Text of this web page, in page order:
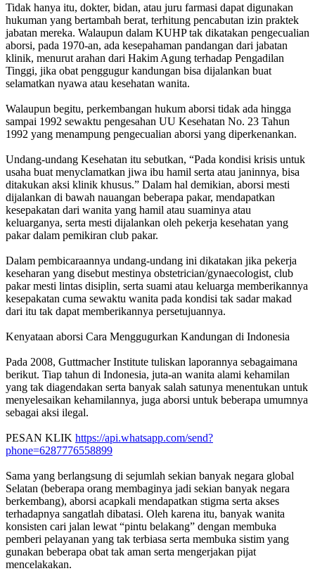
Tidak hanya itu, dokter, bidan, atau juru farmasi dapat digunakan
hukuman yang bertambah berat, terhitung pencabutan izin praktek
jabatan mereka. Walaupun dalam KUHP tak dikatakan pengecualian
aborsi, pada 1970-an, ada kesepahaman pandangan dari jabatan
klinik, menurut arahan dari Hakim Agung terhadap Pengadilan
Tinggi, jika obat penggugur kandungan bisa dijalankan buat
selamatkan nyawa atau kesehatan wanita.
Walaupun begitu, perkembangan hukum aborsi tidak ada hingga
sampai 1992 sewaktu pengesahan UU Kesehatan No. 23 Tahun
1992 yang menampung pengecualian aborsi yang diperkenankan.
Undang-undang Kesehatan itu sebutkan, “Pada kondisi krisis untuk
usaha buat menyclamatkan jiwa ibu hamil serta atau janinnya, bisa
ditakukan aksi klinik khusus.” Dalam hal demikian, aborsi mesti
dijalankan di bawah nauangan beberapa pakar, mendapatkan
kesepakatan dari wanita yang hamil atau suaminya atau
keluarganya, serta mesti dijalankan oleh pekerja kesehatan yang
pakar dalam pemikiran club pakar.
Dalam pembicaraannya undang-undang ini dikatakan jika pekerja
keseharan yang disebut mestinya obstetrician/gynaecologist, club
pakar mesti lintas disiplin, serta suami atau keluarga memberikannya
kesepakatan cuma sewaktu wanita pada kondisi tak sadar makad
dari itu tak dapat memberikannya persetujuannya.
Kenyataan aborsi Cara Menggugurkan Kandungan di Indonesia
Pada 2008, Guttmacher Institute tuliskan laporannya sebagaimana
berikut. Tiap tahun di Indonesia, juta-an wanita alami kehamilan
yang tak diagendakan serta banyak salah satunya menentukan untuk
menyelesaikan kehamilannya, juga aborsi untuk beberapa umumnya
sebagai aksi ilegal.
PESAN KLIK https://api.whatsapp.com/send?
phone=6287776558899
Sama yang berlangsung di sejumlah sekian banyak negara global
Selatan (beberapa orang membaginya jadi sekian banyak negara
berkembang), aborsi acapkali mendapatkan stigma serta akses
terhadapnya sangatlah dibatasi. Oleh karena itu, banyak wanita
konsisten cari jalan lewat “pintu belakang” dengan membuka
pemberi pelayanan yang tak terbiasa serta membuka sistim yang
gunakan beberapa obat tak aman serta mengerjakan pijat
mencelakakan.